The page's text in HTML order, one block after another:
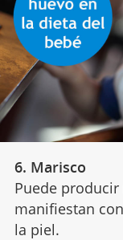
6. Marisco
Puede
manifiestan
la piel.